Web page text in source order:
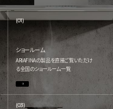
(01)
ショールーム
ARIAFINAの製品を直接ご覧いただけ
る全国のショールーム一覧
(03)